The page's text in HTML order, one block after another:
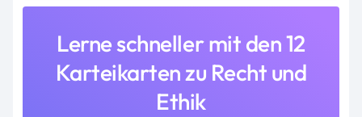
Lerne schneller mit den 12
Karteikarten zu Recht und
Ethik